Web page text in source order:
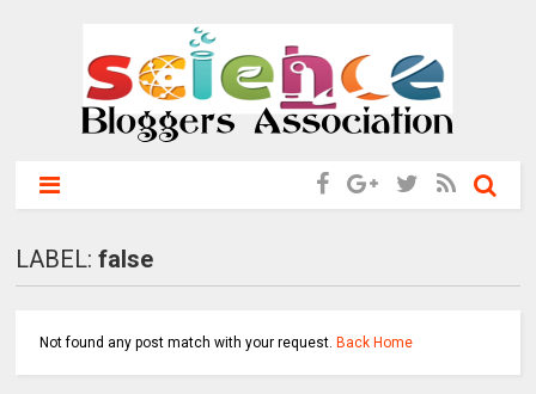
LABEL:false
Not found any post match with your request. Back Home